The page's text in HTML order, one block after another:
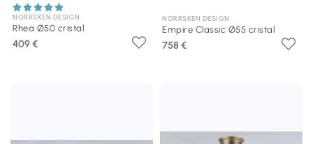
NORRSKEN DESIGN
Rhea Ø50 cristal
409 €
NORRSKEN DESIGN
Empire Classic Ø55 cristal
758 €